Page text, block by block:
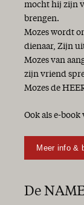
mocht hij zijn
brengen.
Mozes wordt
dienaar, Zijn
Mozes van
zijn vriend
Mozes de
Ook als e-
Meer info &
De